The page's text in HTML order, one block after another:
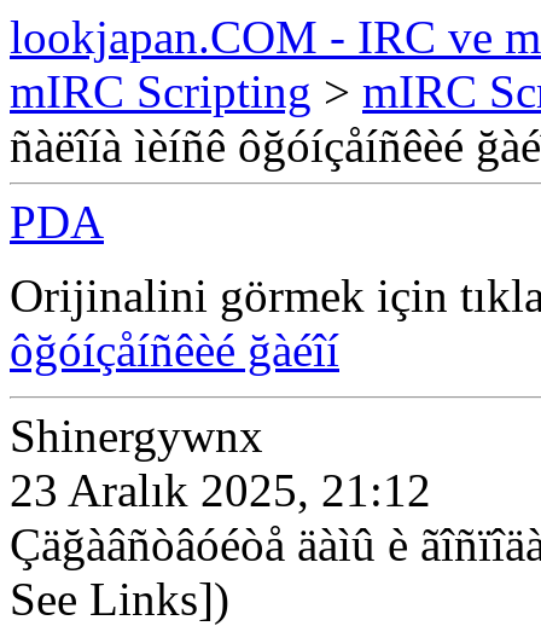
lookjapan.COM - IRC ve
mIRC Scripting > mIRC
ñàëîíà ìèíñê ôğóíçåíñêèé
PDA
Orijinalini görmek için
ôğóíçåíñêèé ğàéîí
Shinergywnx
23 Aralık 2025, 21:12
Çäğàâñòâóéòå äàìû è
See Links])